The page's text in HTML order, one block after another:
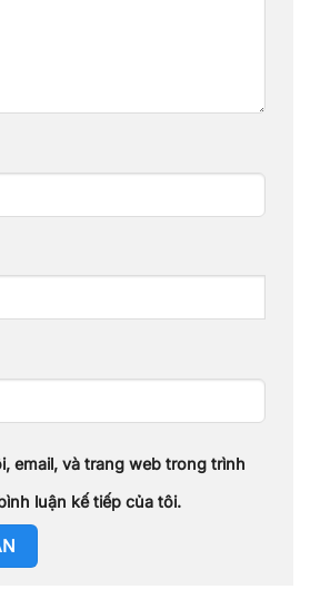
email, và trang web trong trình
luận kế tiếp của tôi.